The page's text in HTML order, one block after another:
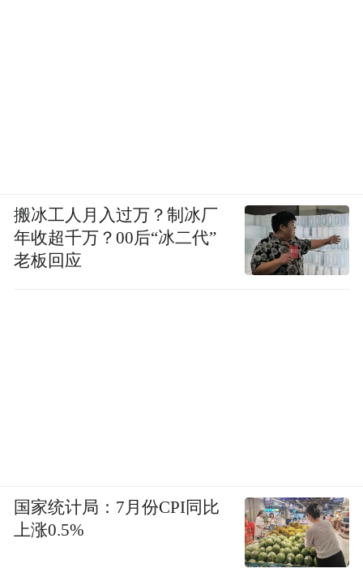
搬冰工人月入过万？制冰厂
年收超千万？00后“冰二代”
老板回应
国家统计局：7月份CPI同比
上涨0.5%